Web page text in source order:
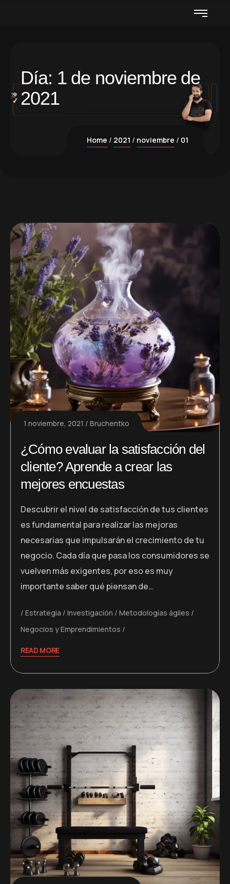
Día: 1 de noviembre de
2021
Home 2021 noviembre 01
1 noviembre, 2021 Bruchentko
¿Cómo evaluar la satisfacción del
cliente? Aprende a crear las
mejores encuestas
Descubrir el nivel de satisfacción de tus clientes
es fundamental para realizar las mejoras
necesarias que impulsarán el crecimiento de tu
negocio. Cada día que pasa los consumidores se
vuelven más exigentes, por eso es muy
importante saber qué piensan de…
Estrategia Investigación
Metodologías ágiles
Negocios y Emprendimientos
READ MORE